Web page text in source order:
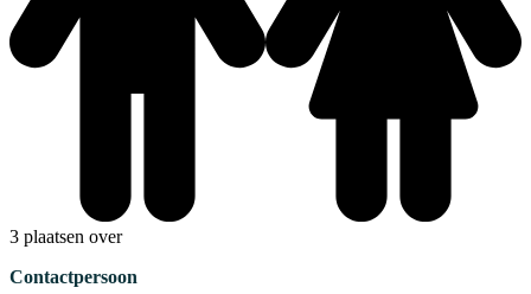
3 plaatsen over
Contactpersoon